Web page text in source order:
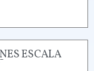
ESCALA